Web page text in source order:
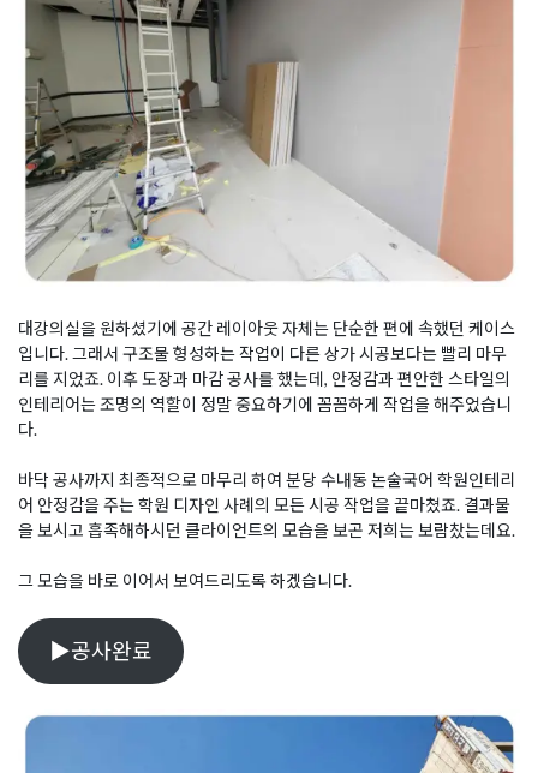
대강의실을 원하셨기에 공간 레이아웃 자체는 단순한 편에 속했던 케이스
입니다. 그래서 구조물 형성하는 작업이 다른 상가 시공보다는 빨리 마무
리를 지었죠. 이후 도장과 마감 공사를 했는데, 안정감과 편안한 스타일의
인테리어는 조명의 역할이 정말 중요하기에 꼼꼼하게 작업을 해주었습니
다.
바닥 공사까지 최종적으로 마무리 하여 분당 수내동 논술국어 학원인테리
어 안정감을 주는 학원 디자인 사례의 모든 시공 작업을 끝마쳤죠. 결과물
을 보시고 흡족해하시던 클라이언트의 모습을 보곤 저희는 보람찼는데요.
그 모습을 바로 이어서 보여드리도록 하겠습니다.
▶공사완료